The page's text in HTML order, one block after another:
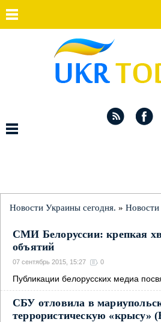
Новости Украины сегодня. » Новости
СМИ Белоруссии: крепкая
объятий
07 сентябрь 2015, 15:27 0
Публикации белорусских медиа
СБУ отловила в
террористическую «крысу»